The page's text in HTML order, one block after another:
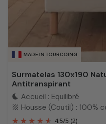
MADE IN TOURCOING
Surmatelas 130x190
Antitranspirant
bedtime Accueil : Equilibré
texture Housse (Coutil) : 100%
4.5/5 (2)